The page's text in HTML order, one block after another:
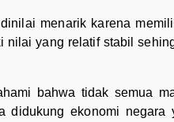
menarik karena
nilai yang relatif stabil
bahwa tidak semua
didukung ekonomi